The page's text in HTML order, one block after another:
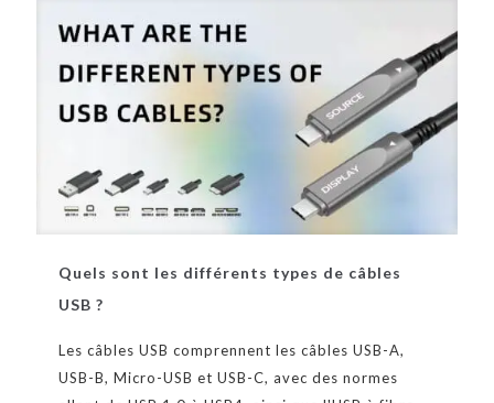
Quels sont les différents types de câbles
USB ?
Les câbles USB comprennent les câbles USB-A,
USB-B, Micro-USB et USB-C, avec des normes